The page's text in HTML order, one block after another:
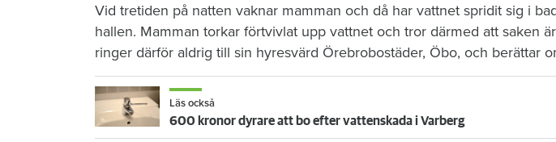
Vid tretiden på natten vaknar mamman och då har vattnet spridit sig i
hallen. Mamman torkar förtvivlat upp vattnet och tror därmed att saken
ringer därför aldrig till sin hyresvärd Örebrobostäder, Öbo, och berättar
Läs också
600 kronor dyrare att bo efter vattenskada i Varberg